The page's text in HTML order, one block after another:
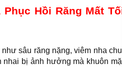
Hồi Răng Mất
sâu răng nặng, viêm nha
nhai bị ảnh hưởng mà khuôn